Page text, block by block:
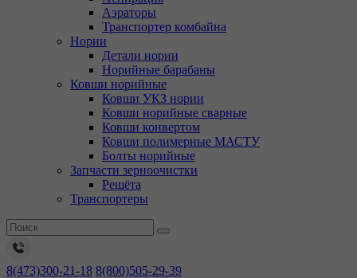
Аэраторы
Транспортер комбайна
Нории
Детали нории
Норийные барабаны
Ковши норийные
Ковши УКЗ нории
Ковши норийные сварные
Ковши конвертом
Ковши полимерные МАСТУ
Болты норийные
Запчасти зерноочистки
Решёта
Транспортеры
8(473)300-21-18 8(800)505-29-39